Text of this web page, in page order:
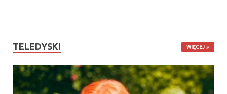
TELEDYSKI WIĘCEJ